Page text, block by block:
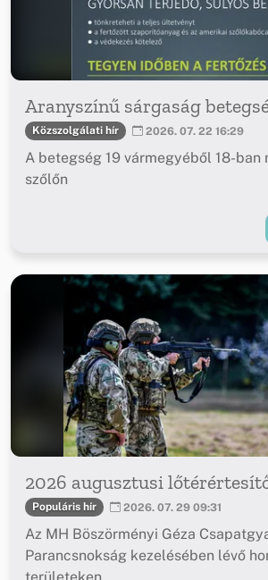
Aranyszínű sárgaság
Közszolgálati hír 2026. 07. 22 16:29
A betegség 19 vármegyéből 18-ban
szőlőn
2026 augusztusi
Populáris hír 2026. 07. 29 09:31
Az MH Böszörményi Géza
Parancsnokság kezelésében lévő